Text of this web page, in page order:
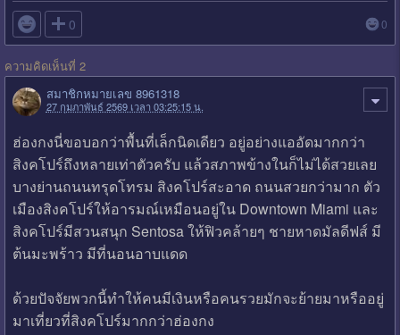
 0 0
ความคิดเห็นที่ 2
สมาชิกหมายเลข 8961318
27 กุมภาพันธ์ 2569 เวลา 03:25:15 น.
ฮ่องกงนี่ขอบอกว่าพื้นที่เล็กนิดเดียว อยู่อย่างแออัดมากกว่า
สิงคโปร์ถึงหลายเท่าตัวครับ แล้วสภาพข้างในก็ไม่ได้สวยเลย
บางย่านถนนทรุดโทรม สิงคโปร์สะอาด ถนนสวยกว่ามาก ตัว
เมืองสิงคโปร์ให้อารมณ์เหมือนอยู่ใน Downtown Miami และ
สิงคโปร์มีสวนสนุก Sentosa ให้ฟิวคล้ายๆ ชายหาดมัลดีฟส์ มี
ต้นมะพร้าว มีที่นอนอาบแดด
ด้วยปัจจัยพวกนี้ทำให้คนมีเงินหรือคนรวยมักจะย้ายมาหรืออยู่
มาเที่ยวที่สิงคโปร์มากกว่าฮ่องกง